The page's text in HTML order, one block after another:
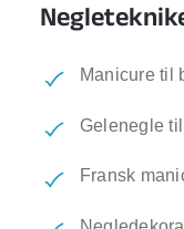
Manicure til
Gelenegle
Fransk